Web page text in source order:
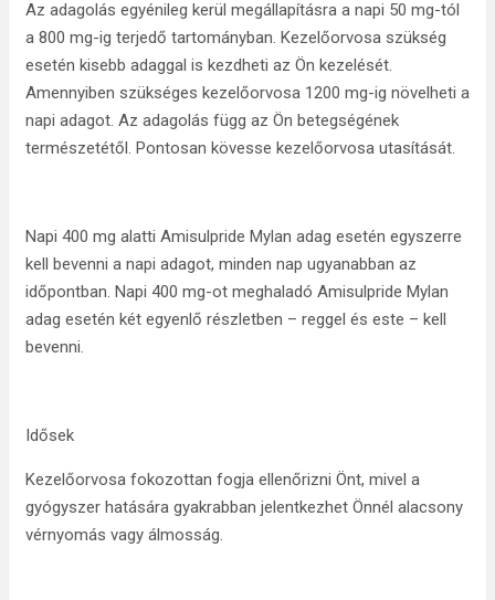
Az adagolás egyénileg kerül megállapításra a napi 50 mg-tól
a 800 mg-ig terjedő tartományban. Kezelőorvosa szükség
esetén kisebb adaggal is kezdheti az Ön kezelését.
Amennyiben szükséges kezelőorvosa 1200 mg-ig növelheti a
napi adagot. Az adagolás függ az Ön betegségének
természetétől. Pontosan kövesse kezelőorvosa utasítását.
Napi 400 mg alatti Amisulpride Mylan adag esetén egyszerre
kell bevenni a napi adagot, minden nap ugyanabban az
időpontban. Napi 400 mg-ot meghaladó Amisulpride Mylan
adag esetén két egyenlő részletben – reggel és este – kell
bevenni.
Idősek
Kezelőorvosa fokozottan fogja ellenőrizni Önt, mivel a
gyógyszer hatására gyakrabban jelentkezhet Önnél alacsony
vérnyomás vagy álmosság.